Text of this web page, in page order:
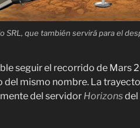
SRL, que también servirá para el
seguir el recorrido de Mars
del mismo nombre. La
del servidor Horizonsdel